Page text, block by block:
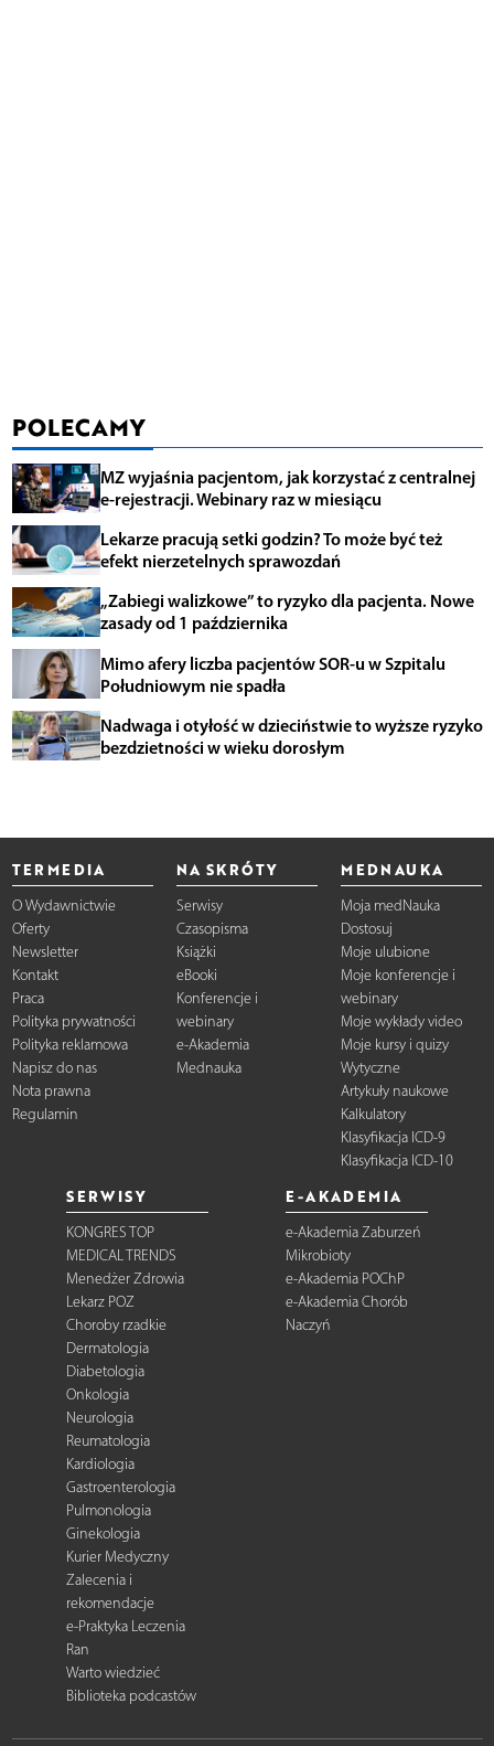
POLECAMY
MZ wyjaśnia pacjentom, jak korzystać z centralnej
e-rejestracji. Webinary raz w miesiącu
Lekarze pracują setki godzin? To może być też
efekt nierzetelnych sprawozdań
„Zabiegi walizkowe” to ryzyko dla pacjenta. Nowe
zasady od 1 października
Mimo afery liczba pacjentów SOR-u w Szpitalu
Południowym nie spadła
Nadwaga i otyłość w dzieciństwie to wyższe ryzyko
bezdzietności w wieku dorosłym
TERMEDIA
O Wydawnictwie
Oferty
Newsletter
Kontakt
Praca
Polityka prywatności
Polityka reklamowa
Napisz do nas
Nota prawna
Regulamin
NA SKRÓTY
Serwisy
Czasopisma
Książki
eBooki
Konferencje i
webinary
e-Akademia
Mednauka
MEDNAUKA
Moja medNauka
Dostosuj
Moje ulubione
Moje konferencje i
webinary
Moje wykłady video
Moje kursy i quizy
Wytyczne
Artykuły naukowe
Kalkulatory
Klasyfikacja ICD-9
Klasyfikacja ICD-10
SERWISY
KONGRES TOP
MEDICAL TRENDS
Menedżer Zdrowia
Lekarz POZ
Choroby rzadkie
Dermatologia
Diabetologia
Onkologia
Neurologia
Reumatologia
Kardiologia
Gastroenterologia
Pulmonologia
Ginekologia
Kurier Medyczny
Zalecenia i
rekomendacje
e-Praktyka Leczenia
Ran
Warto wiedzieć
Biblioteka podcastów
E-AKADEMIA
e-Akademia Zaburzeń
Mikrobioty
e-Akademia POChP
e-Akademia Chorób
Naczyń